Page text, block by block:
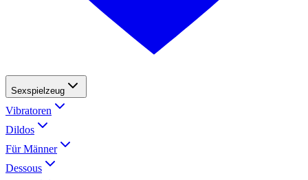
Sexspielzeug
Vibratoren
Dildos
Für Männer
Dessous